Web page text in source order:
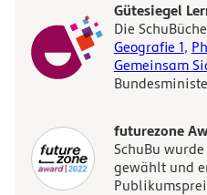
Gütesiegel
Die
Geografie 1,
Gemeinsam
futurezone
SchuBu
gewählt und